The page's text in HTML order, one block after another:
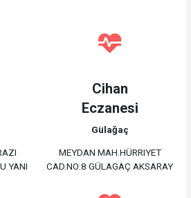
YANI
Cihan
Eczanesi
Gülağaç
MEYDAN MAH.HÜRRIYET
CAD.NO:8 GÜLAGAÇ AKSARAY